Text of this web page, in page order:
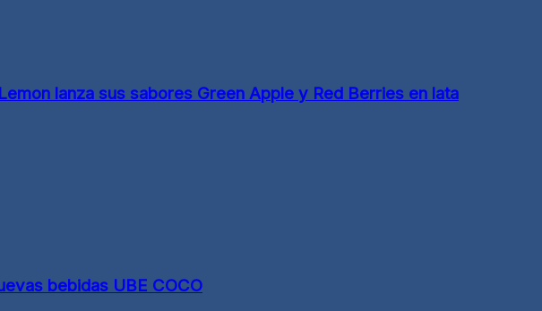
lanza sus sabores Green Apple y Red Berries en lata
bebidas UBE COCO